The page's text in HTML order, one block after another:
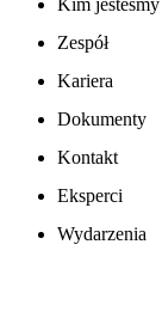
Kim
Zespół
Kariera
Dokumenty
Kontakt
Eksperci
Wydarzenia